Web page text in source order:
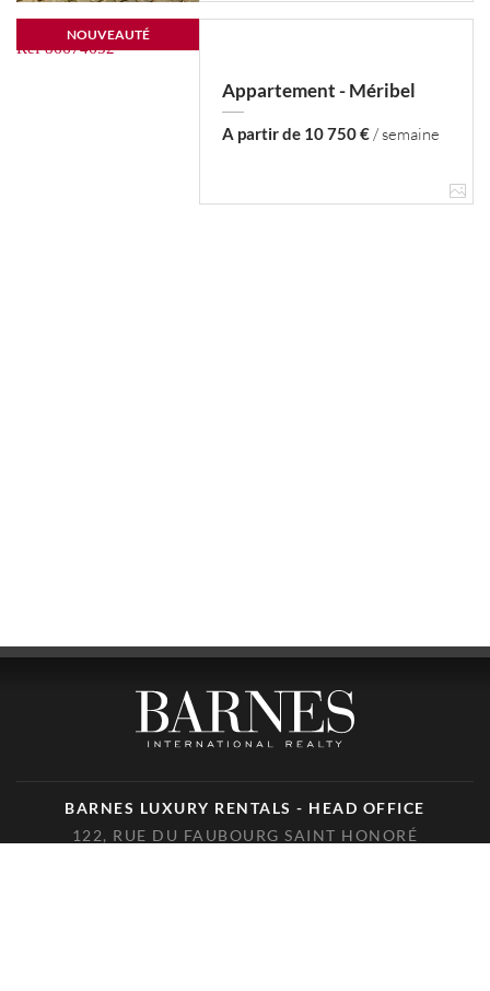
NOUVEAUTÉ
Appartement - Méribel
A partir de 10 750 €/ semaine
BARNES LUXURY RENTALS - HEAD OFFICE
122, RUE DU FAUBOURG SAINT HONORÉ